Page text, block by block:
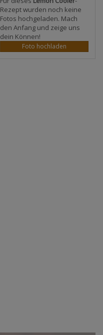
Rezept wurden noch keine
Fotos hochgeladen. Mach
den Anfang und zeige uns
dein Können!
Foto hochladen